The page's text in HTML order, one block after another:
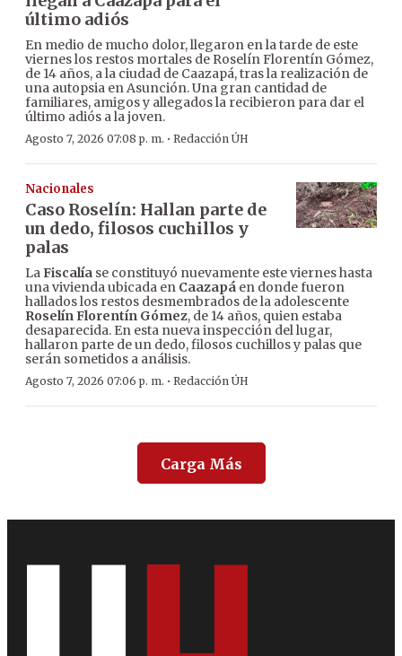
último adiós
En medio de mucho dolor, llegaron en la tarde de este
viernes los restos mortales de Roselín Florentín Gómez,
de 14 años, a la ciudad de Caazapá, tras la realización de
una autopsia en Asunción. Una gran cantidad de
familiares, amigos y allegados la recibieron para dar el
último adiós a la joven.
Agosto 7, 2026 07:08 p. m. · Redacción ÚH
Nacionales
Caso Roselín: Hallan parte de
un dedo, filosos cuchillos y
palas
LaFiscalía se constituyó nuevamente este viernes hasta
una vivienda ubicada en Caazapá en donde fueron
hallados los restos desmembrados de la adolescente
Roselín Florentín Gómez, de 14 años, quien estaba
desaparecida. En esta nueva inspección del lugar,
hallaron parte de un dedo, filosos cuchillos y palas que
serán sometidos a análisis.
Agosto 7, 2026 07:06 p. m. · Redacción ÚH
Carga Más